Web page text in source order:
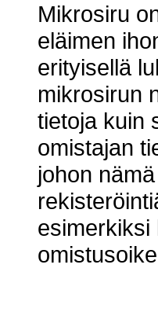
Mikrosiru
eläimen
erityisellä
mikrosirun
tietoja kuin
omistajan
johon
esimerkiksi